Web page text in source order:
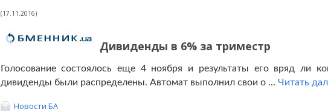
(17.11.2016)
Дивиденды в 6% за триместр
Голосование состоялось еще 4 ноября и результаты его вряд ли
дивиденды были распределены. Автомат выполнил свои о ... Читать
Новости БА